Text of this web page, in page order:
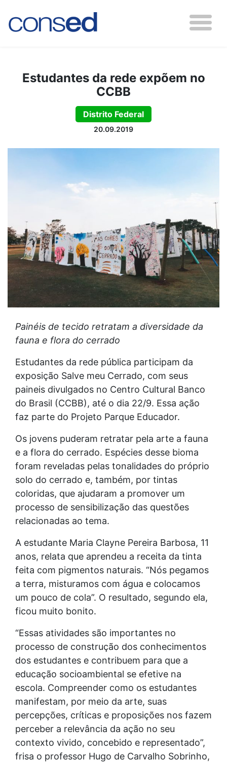
Estudantes da rede expõem no
CCBB
Distrito Federal
20.09.2019
Painéis de tecido retratam a diversidade da
fauna e flora do cerrado
Estudantes da rede pública participam da
exposição Salve meu Cerrado, com seus
paineis divulgados no Centro Cultural Banco
do Brasil (CCBB), até o dia 22/9. Essa ação
faz parte do Projeto Parque Educador.
Os jovens puderam retratar pela arte a fauna
e a flora do cerrado. Espécies desse bioma
foram reveladas pelas tonalidades do próprio
solo do cerrado e, também, por tintas
coloridas, que ajudaram a promover um
processo de sensibilização das questões
relacionadas ao tema.
A estudante Maria Clayne Pereira Barbosa, 11
anos, relata que aprendeu a receita da tinta
feita com pigmentos naturais. “Nós pegamos
a terra, misturamos com água e colocamos
um pouco de cola”. O resultado, segundo ela,
ficou muito bonito.
“Essas atividades são importantes no
processo de construção dos conhecimentos
dos estudantes e contribuem para que a
educação socioambiental se efetive na
escola. Compreender como os estudantes
manifestam, por meio da arte, suas
percepções, críticas e proposições nos fazem
perceber a relevância da ação no seu
contexto vivido, concebido e representado”,
frisa o professor Hugo de Carvalho Sobrinho,